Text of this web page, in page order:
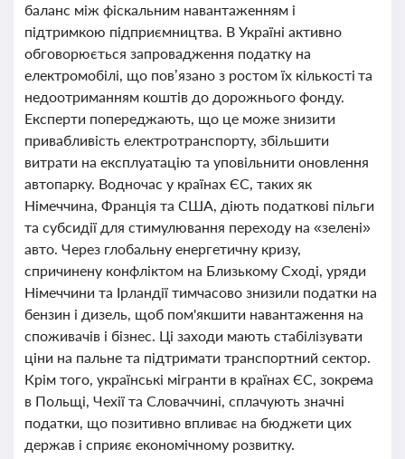
баланс між фіскальним навантаженням і
підтримкою підприємництва. В Україні активно
обговорюється запровадження податку на
електромобілі, що пов’язано з ростом їх кількості та
недоотриманням коштів до дорожнього фонду.
Експерти попереджають, що це може знизити
привабливість електротранспорту, збільшити
витрати на експлуатацію та уповільнити оновлення
автопарку. Водночас у країнах ЄС, таких як
Німеччина, Франція та США, діють податкові пільги
та субсидії для стимулювання переходу на «зелені»
авто. Через глобальну енергетичну кризу,
спричинену конфліктом на Близькому Сході, уряди
Німеччини та Ірландії тимчасово знизили податки на
бензин і дизель, щоб пом'якшити навантаження на
споживачів і бізнес. Ці заходи мають стабілізувати
ціни на пальне та підтримати транспортний сектор.
Крім того, українські мігранти в країнах ЄС, зокрема
в Польщі, Чехії та Словаччині, сплачують значні
податки, що позитивно впливає на бюджети цих
держав і сприяє економічному розвитку.